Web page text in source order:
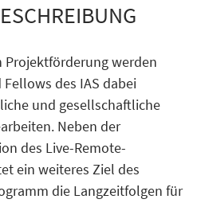
Projektförderung werden
Fellows des IAS dabei
und gesellschaftliche
Neben der
des Live-Remote-
ein weiteres Ziel des
die Langzeitfolgen für